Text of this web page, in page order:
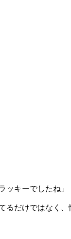
ッキーでしたね」
るだけではなく